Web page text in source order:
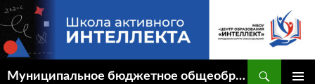
Перейти
к
содержимому
Муниципальное бюджетное общеобразовательное учреждение "Центр образования "Интеллект" городского округа Спасск-Дальний